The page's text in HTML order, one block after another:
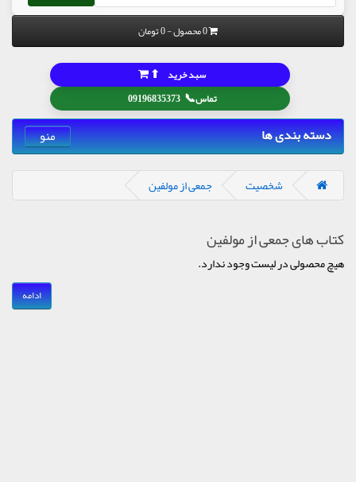
0 محصول - 0 تومان
تماس📞
09196835373
سبد خرید ⬆
دسته بندی ها منو
شخصیت جمعی از مولفین
کتاب های جمعی از مولفین
هیچ محصولی در لیست وجود ندارد.
ادامه